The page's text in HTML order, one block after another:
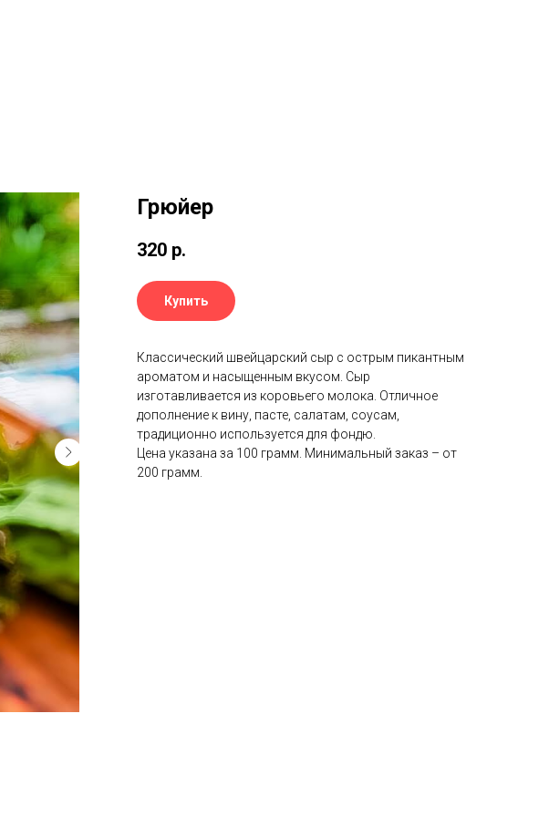
Грюйер
320 р.
Купить
Классический швейцарский сыр с острым пикантным
ароматом и насыщенным вкусом. Сыр
изготавливается из коровьего молока. Отличное
дополнение к вину, пасте, салатам, соусам,
традиционно используется для фондю.
Цена указана за 100 грамм. Минимальный заказ – от
200 грамм.